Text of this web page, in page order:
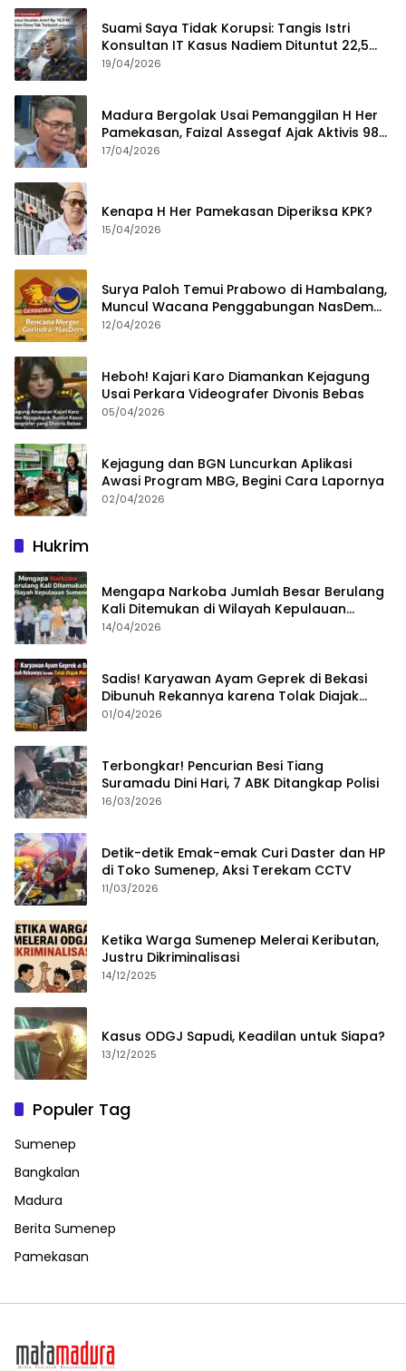
Suami Saya Tidak Korupsi: Tangis Istri
Konsultan IT Kasus Nadiem Dituntut 22,5
Tahun
19/04/2026
Madura Bergolak Usai Pemanggilan H Her
Pamekasan, Faizal Assegaf Ajak Aktivis 98
Bongkar Permainan KPK
17/04/2026
Kenapa H Her Pamekasan Diperiksa KPK?
15/04/2026
Surya Paloh Temui Prabowo di Hambalang,
Muncul Wacana Penggabungan NasDem
dan Gerindra
12/04/2026
Heboh! Kajari Karo Diamankan Kejagung
Usai Perkara Videografer Divonis Bebas
05/04/2026
Kejagung dan BGN Luncurkan Aplikasi
Awasi Program MBG, Begini Cara Lapornya
02/04/2026
Hukrim
Mengapa Narkoba Jumlah Besar Berulang
Kali Ditemukan di Wilayah Kepulauan
Sumenep?
14/04/2026
Sadis! Karyawan Ayam Geprek di Bekasi
Dibunuh Rekannya karena Tolak Diajak
Merampok Majikan
01/04/2026
Terbongkar! Pencurian Besi Tiang
Suramadu Dini Hari, 7 ABK Ditangkap Polisi
16/03/2026
Detik-detik Emak-emak Curi Daster dan HP
di Toko Sumenep, Aksi Terekam CCTV
11/03/2026
Ketika Warga Sumenep Melerai Keributan,
Justru Dikriminalisasi
14/12/2025
Kasus ODGJ Sapudi, Keadilan untuk Siapa?
13/12/2025
Populer Tag
Sumenep
Bangkalan
Madura
Berita Sumenep
Pamekasan